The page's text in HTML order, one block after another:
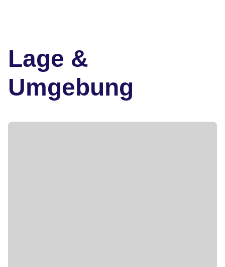
Lage &
Umgebung